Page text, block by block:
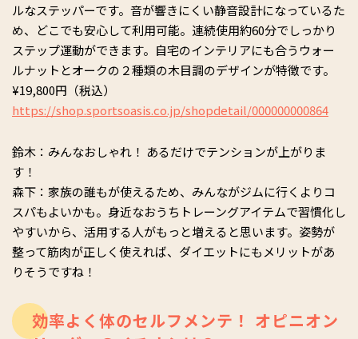
ルなステッパーです。音が響きにくい静音設計になっているた
め、どこでも安心して利用可能。連続使用約60分でしっかり
ステップ運動ができます。自宅のインテリアにも合うウォー
ルナットとオークの２種類の木目調のデザインが特徴です。
¥19,800円（税込）
https://shop.sportsoasis.co.jp/shopdetail/000000000864
鈴木：みんなおしゃれ！ あるだけでテンションが上がりま
す！
森下：家族の誰もが使えるため、みんながジムに行くよりコ
スパもよいかも。身近なおうちトレーングアイテムで習慣化し
やすいから、活用する人がもっと増えると思います。姿勢が
整って筋肉が正しく使えれば、ダイエットにもメリットがあ
りそうですね！
効率よく体のセルフメンテ！ オピニオン